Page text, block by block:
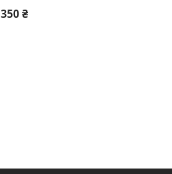
350 ₴
+380 (97) 778-20-70